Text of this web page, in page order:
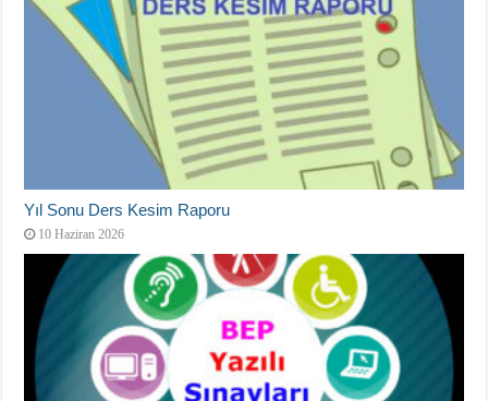
Yıl Sonu Ders Kesim Raporu
10 Haziran 2026